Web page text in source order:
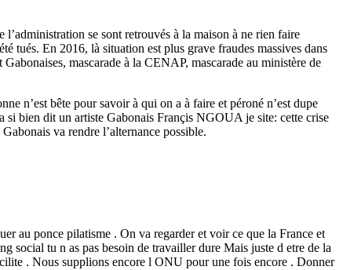
se sont retrouvés à la maison à ne rien faire
tués. En 2016, là situation est plus grave fraudes massives dans
mascarade à la CENAP, mascarade au ministère de
n’est bête pour savoir à qui on a à faire et péroné n’est dupe
si bien dit un artiste Gabonais Françis NGOUA je site: cette crise
va rendre l’alternance possible.
au ponce pilatisme . On va regarder et voir ce que la France et
social tu n as pas besoin de travailler dure Mais juste d etre de la
. Nous supplions encore l ONU pour une fois encore . Donner